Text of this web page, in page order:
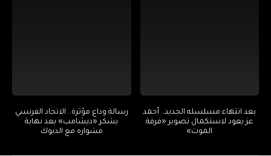
بعد انتهاء مسلسله الجديد.. أحمد
عز يعود لاستكمال تصوير «فرقة
الموت»
رسالة وداع مؤثرة.. الاتحاد الفرنسي
يشكر «ديشامب» بعد نهاية
مشواره مع الديوك